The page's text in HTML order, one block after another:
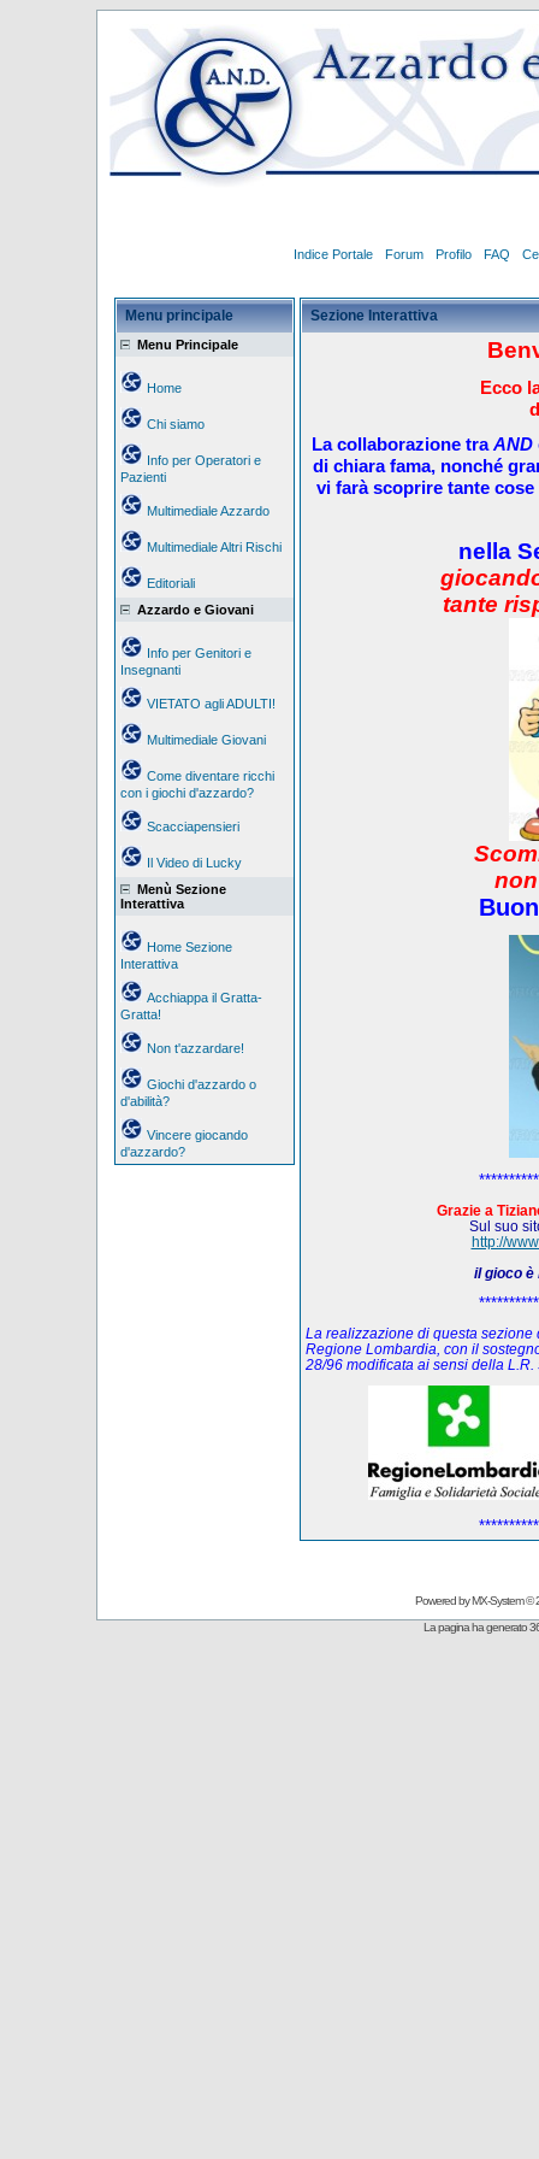
Indice Portale Forum Profilo FAQ
Menu principale
Menu Principale
Home
Chi siamo
Info per Operatori e
Pazienti
Multimediale Azzardo
Multimediale Altri Rischi
Editoriali
Azzardo e Giovani
Info per Genitori e
Insegnanti
VIETATO agli ADULTI!
Multimediale Giovani
Come diventare ricchi
con i giochi d'azzardo?
Scacciapensieri
Il Video di Lucky
Menù Sezione
Interattiva
Home Sezione
Interattiva
Acchiappa il Gratta-
Gratta!
Non t'azzardare!
Giochi d'azzardo o
d'abilità?
Vincere giocando
d'azzardo?
Sezione Interattiva
Ecco
La collaborazione traAND
di chiara fama, nonché
vi farà scoprire tante
nella
tante
Grazie a
Sul suo
http://
il gioco è
La realizzazione di questa sezione
Regione Lombardia, con il
28/96 modificata ai sensi della
Powered byMX-System©
La pagina ha generato